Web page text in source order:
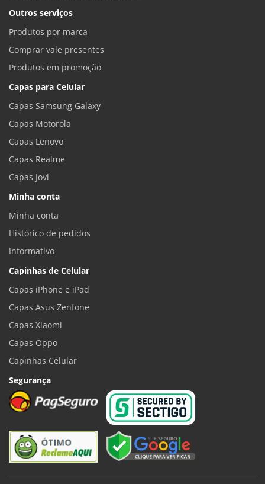
Outros serviços
Produtos por marca
Comprar vale presentes
Produtos em promoção
Capas para Celular
Capas Samsung Galaxy
Capas Motorola
Capas Lenovo
Capas Realme
Capas Jovi
Minha conta
Minha conta
Histórico de pedidos
Informativo
Capinhas de Celular
Capas iPhone e iPad
Capas Asus Zenfone
Capas Xiaomi
Capas Oppo
Capinhas Celular
Segurança